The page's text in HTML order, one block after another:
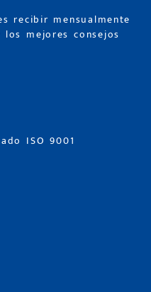
recibir mensualmente
mejores consejos
ISO 9001